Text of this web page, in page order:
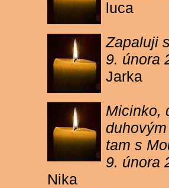
luca
Zapaluji
9. února
Jarka
Micinko,
tam s
9. února
Nika